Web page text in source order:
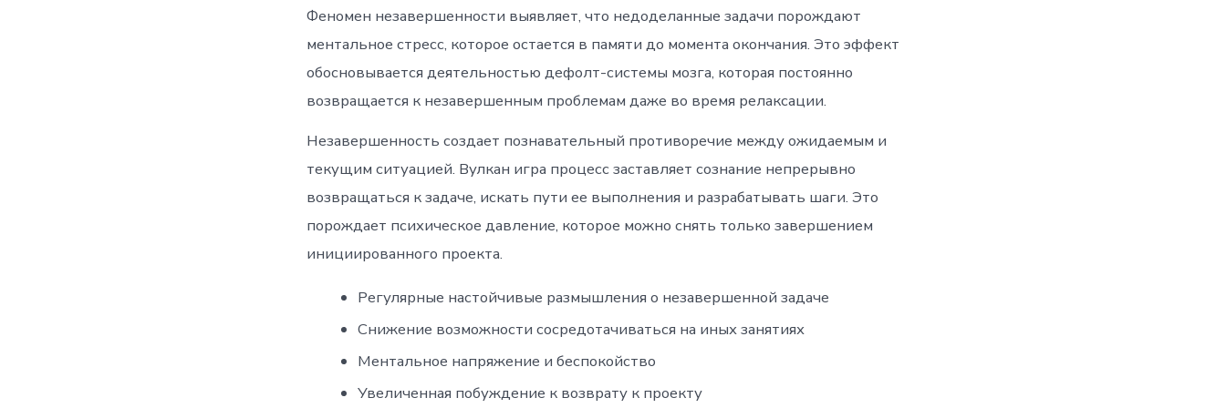
Феномен незавершенности выявляет, что недоделанные задачи порождают
ментальное стресс, которое остается в памяти до момента окончания. Это эффект
обосновывается деятельностью дефолт-системы мозга, которая постоянно
возвращается к незавершенным проблемам даже во время релаксации.
Незавершенность создает познавательный противоречие между ожидаемым и
текущим ситуацией. Вулкан игра процесс заставляет сознание непрерывно
возвращаться к задаче, искать пути ее выполнения и разрабатывать шаги. Это
порождает психическое давление, которое можно снять только завершением
инициированного проекта.
Регулярные настойчивые размышления о незавершенной задаче
Снижение возможности сосредотачиваться на иных занятиях
Ментальное напряжение и беспокойство
Увеличенная побуждение к возврату к проекту